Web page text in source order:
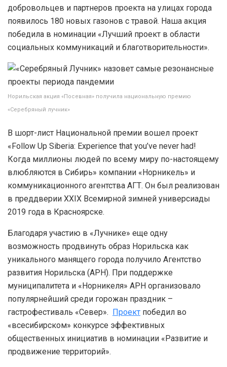
добровольцев и партнеров проекта на улицах города
появилось 180 новых газонов с травой. Наша акция
победила в номинации «Лучший проект в области
социальных коммуникаций и благотворительности».
Норильская акция «Посевная» получила национальную премию
«Серебряный лучник»
В шорт-лист Национальной премии вошел проект
«Follow Up Siberia: Experience that you’ve never had!
Когда миллионы людей по всему миру по-настоящему
влюбляются в Сибирь» компании «Норникель» и
коммуникационного агентства АГТ. Он был реализован
в преддверии XXIX Всемирной зимней универсиады
2019 года в Красноярске.
Благодаря участию в «Лучнике» еще одну
возможность продвинуть образ Норильска как
уникального манящего города получило Агентство
развития Норильска (АРН). При поддержке
муниципалитета и «Норникеля» АРН организовало
популярнейший среди горожан праздник –
гастрофестиваль «Север». Проект победил во
«всесибирском» конкурсе эффективных
общественных инициатив в номинации «Развитие и
продвижение территорий».